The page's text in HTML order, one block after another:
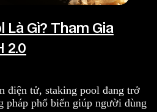
Là Gì? Tham Gia
2.0
điện tử, staking pool đang trở
pháp phổ biến giúp người dùng